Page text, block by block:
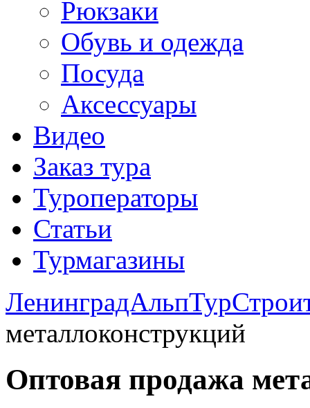
Рюкзаки
Обувь и одежда
Посуда
Аксессуары
Видео
Заказ тура
Туроператоры
Статьи
Турмагазины
ЛенинградАльпТур
металлоконструкций
Оптовая продажа